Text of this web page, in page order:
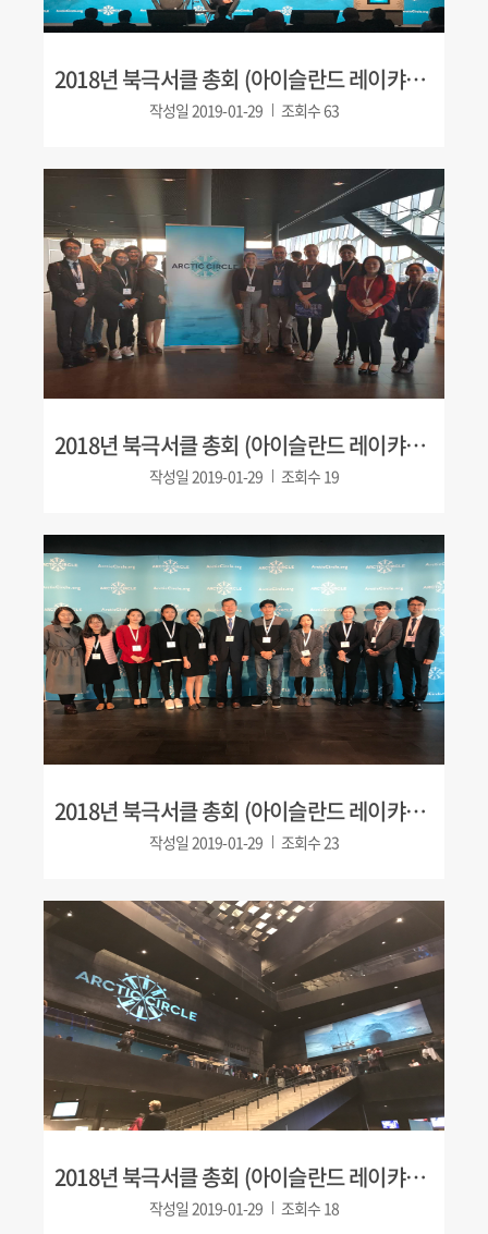
2018년 북극서클 총회 (아이슬란드 레이캬비크)
작성일 2019-01-29 조회수63
2018년 북극서클 총회 (아이슬란드 레이캬비크)
작성일 2019-01-29 조회수 19
2018년 북극서클 총회 (아이슬란드 레이캬비크)
작성일 2019-01-29 조회수23
2018년 북극서클 총회 (아이슬란드 레이캬비크)
작성일 2019-01-29 조회수 18